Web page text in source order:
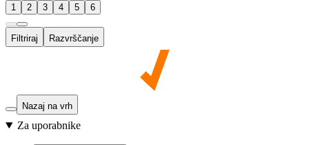
1 2 3 4 5 6
Filtriraj Razvrščanje
Nazaj na vrh
Za uporabnike